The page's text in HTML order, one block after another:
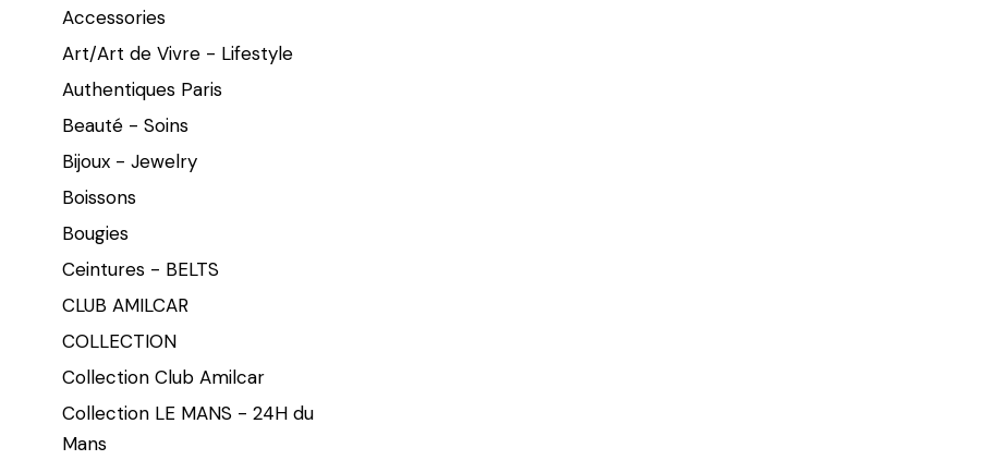
Accessories
Art/Art de Vivre - Lifestyle
Authentiques Paris
Beauté - Soins
Bijoux - Jewelry
Boissons
Bougies
Ceintures - BELTS
CLUB AMILCAR
COLLECTION
Collection Club Amilcar
Collection LE MANS - 24H du
Mans